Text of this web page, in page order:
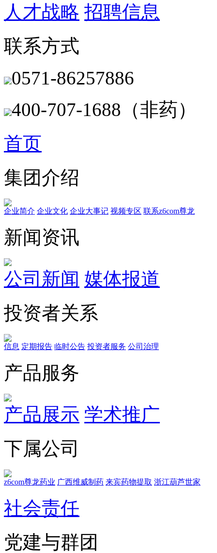
人才战略 招聘信息
联系方式
0571-86257886
400-707-1688（非药）
首页
集团介绍
企业简介 企业文化 企业⼤事记 视频专区 联系z6com尊龙
新闻资讯
公司新闻 媒体报道
投资者关系
信息 定期报告 临时公告 投资者服务 公司治理
产品服务
产品展示 学术推广
下属公司
z6com尊龙药业 广西维威制药 来宾药物提取 浙江葫芦世家
社会责任
党建与群团